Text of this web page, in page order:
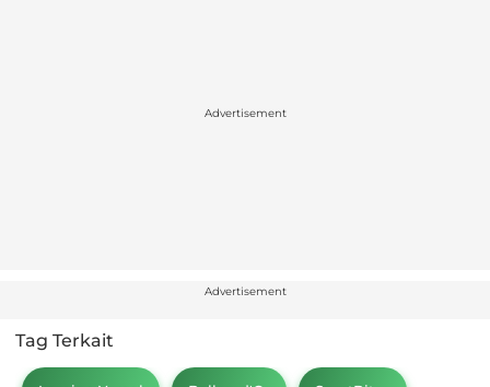
Advertisement
Advertisement
Tag Terkait